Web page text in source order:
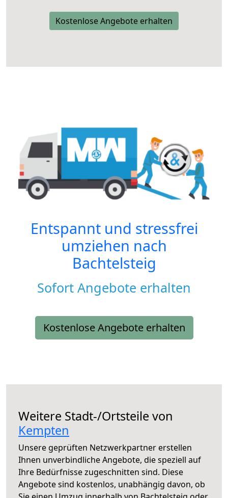
Kostenlose Angebote erhalten
Entspannt und stressfrei
umziehen nach
Bachtelsteig
Sofort Angebote erhalten
Kostenlose Angebote erhalten
Weitere Stadt-/Ortsteile von
Kempten
Unsere geprüften Netzwerkpartner erstellen
Ihnen unverbindliche Angebote, die speziell auf
Ihre Bedürfnisse zugeschnitten sind. Diese
Angebote sind kostenlos, unabhängig davon, ob